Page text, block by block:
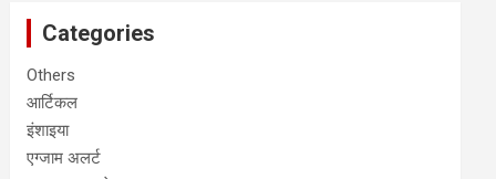
Categories
Others
आर्टिकल
इंशाइया
एग्जाम अलर्ट